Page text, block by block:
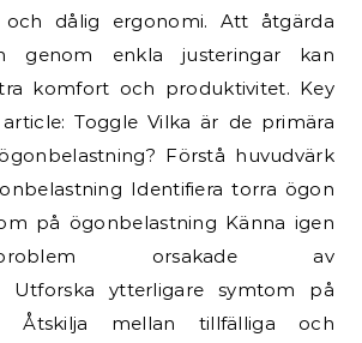
och dålig ergonomi. Att åtgärda
genom enkla justeringar kan
komfort och produktivitet. Key
Toggle Vilka är de primära
Förstå huvudvärk
Identifiera torra ögon
på ögonbelastning Känna igen
orsakade av
Utforska ytterligare symtom på
Åtskilja mellan tillfälliga och